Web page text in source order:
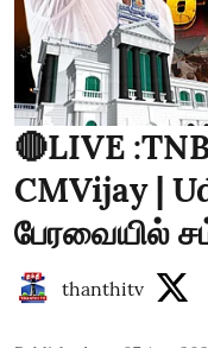
🔴LIVE
CMVijay |
பேரவையில்
thanthitv